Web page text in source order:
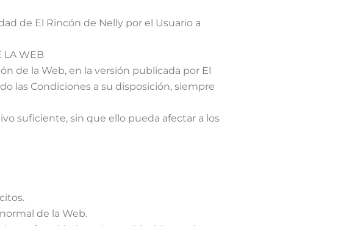
de El Rincón de Nelly por el Usuario a
LA WEB
de la Web, en la versión publicada por El
las Condiciones a su disposición, siempre
suficiente, sin que ello pueda afectar a los
de la Web.